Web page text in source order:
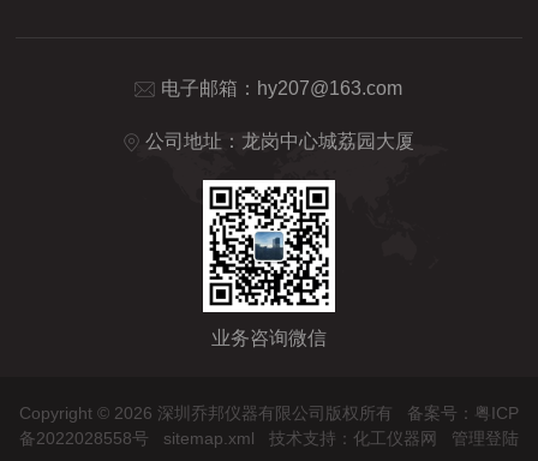
电子邮箱： hy207@163.com
公司地址：龙岗中心城荔园大厦
业务咨询微信
Copyright © 2026 深圳乔邦仪器有限公司版权所有 备案号：粤ICP
备2022028558号
sitemap.xml 技术支持： 化工仪器网 管理登陆